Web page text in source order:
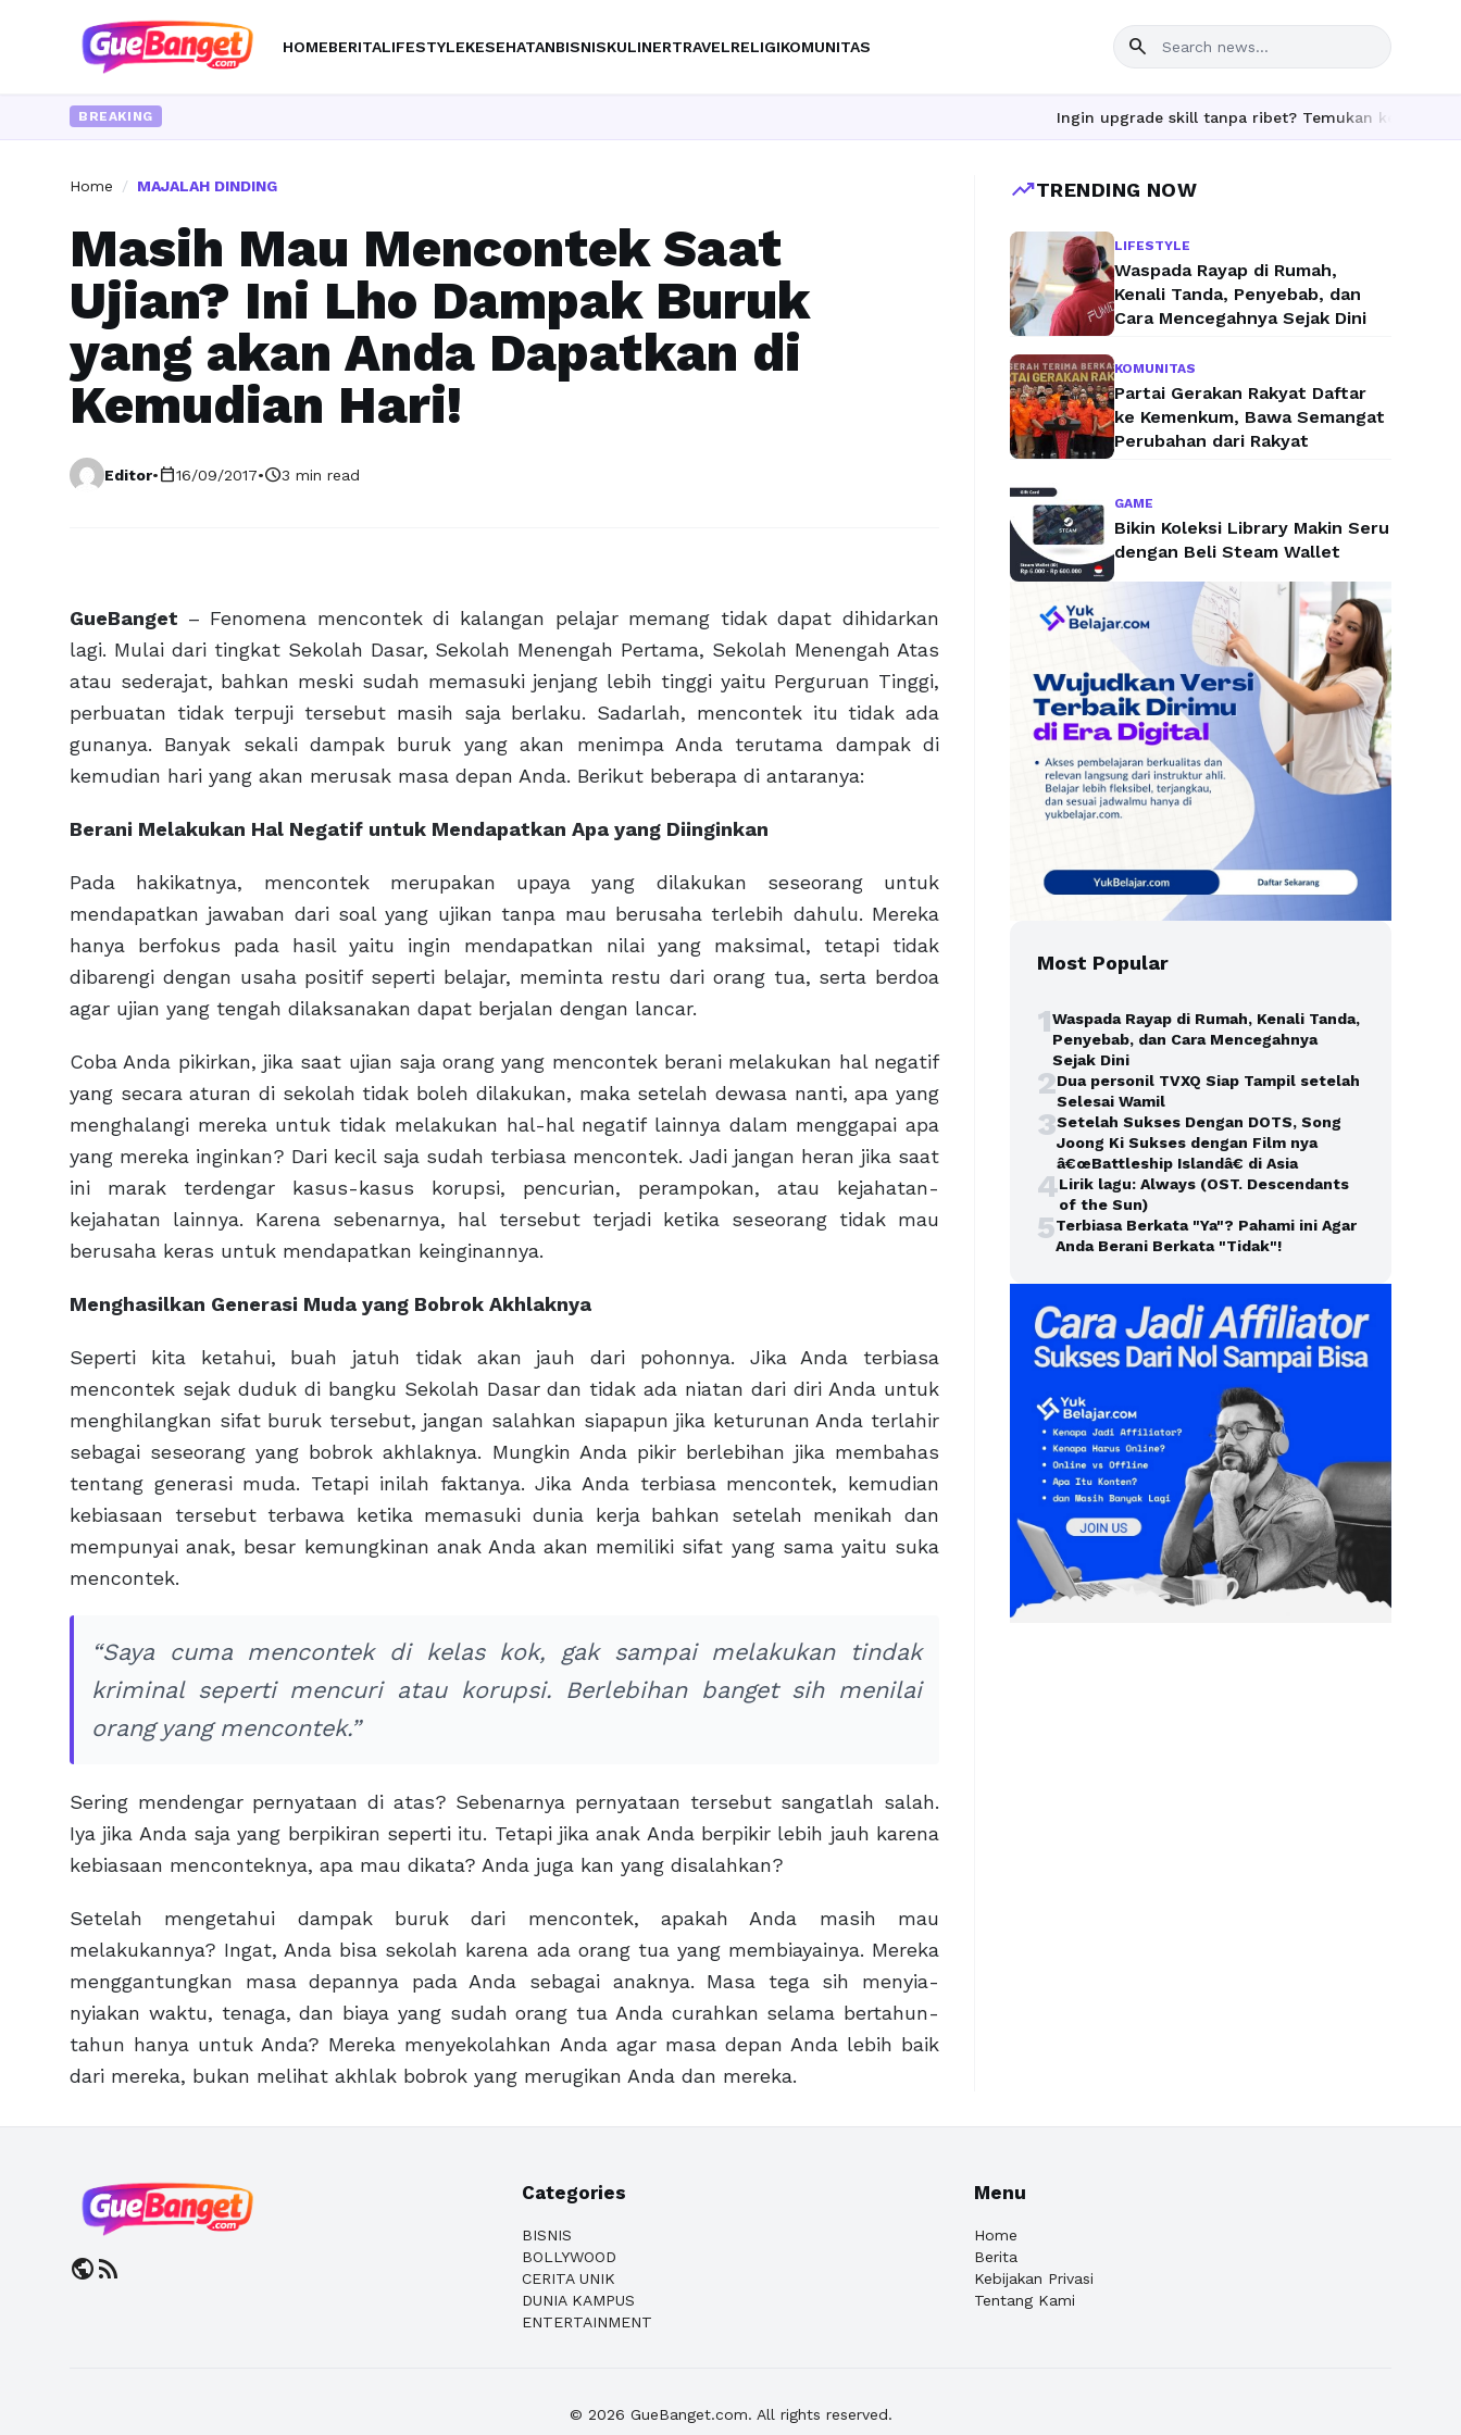
HOMEBERITALIFESTYLEKESEHATANBISNISKULINERTRAVELRELIGIKOMUNITAS search
BREAKING Ingin upgrade skill tanpa ribet? Temukan kelas seru dan
Home / MAJALAH DINDING
Masih Mau Mencontek Saat
Ujian? Ini Lho Dampak Buruk
yang akan Anda Dapatkan di
Kemudian Hari!
Editor•calendar_today16/09/2017•schedule3 min read
GueBanget – Fenomena mencontek di kalangan pelajar memang tidak dapat dihidarkan
lagi. Mulai dari tingkat Sekolah Dasar, Sekolah Menengah Pertama, Sekolah Menengah Atas
atau sederajat, bahkan meski sudah memasuki jenjang lebih tinggi yaitu Perguruan Tinggi,
perbuatan tidak terpuji tersebut masih saja berlaku. Sadarlah, mencontek itu tidak ada
gunanya. Banyak sekali dampak buruk yang akan menimpa Anda terutama dampak di
kemudian hari yang akan merusak masa depan Anda. Berikut beberapa di antaranya:
Berani Melakukan Hal Negatif untuk Mendapatkan Apa yang Diinginkan
Pada hakikatnya, mencontek merupakan upaya yang dilakukan seseorang untuk
mendapatkan jawaban dari soal yang ujikan tanpa mau berusaha terlebih dahulu. Mereka
hanya berfokus pada hasil yaitu ingin mendapatkan nilai yang maksimal, tetapi tidak
dibarengi dengan usaha positif seperti belajar, meminta restu dari orang tua, serta berdoa
agar ujian yang tengah dilaksanakan dapat berjalan dengan lancar.
Coba Anda pikirkan, jika saat ujian saja orang yang mencontek berani melakukan hal negatif
yang secara aturan di sekolah tidak boleh dilakukan, maka setelah dewasa nanti, apa yang
menghalangi mereka untuk tidak melakukan hal-hal negatif lainnya dalam menggapai apa
yang mereka inginkan? Dari kecil saja sudah terbiasa mencontek. Jadi jangan heran jika saat
ini marak terdengar kasus-kasus korupsi, pencurian, perampokan, atau kejahatan-
kejahatan lainnya. Karena sebenarnya, hal tersebut terjadi ketika seseorang tidak mau
berusaha keras untuk mendapatkan keinginannya.
Menghasilkan Generasi Muda yang Bobrok Akhlaknya
Seperti kita ketahui, buah jatuh tidak akan jauh dari pohonnya. Jika Anda terbiasa
mencontek sejak duduk di bangku Sekolah Dasar dan tidak ada niatan dari diri Anda untuk
menghilangkan sifat buruk tersebut, jangan salahkan siapapun jika keturunan Anda terlahir
sebagai seseorang yang bobrok akhlaknya. Mungkin Anda pikir berlebihan jika membahas
tentang generasi muda. Tetapi inilah faktanya. Jika Anda terbiasa mencontek, kemudian
kebiasaan tersebut terbawa ketika memasuki dunia kerja bahkan setelah menikah dan
mempunyai anak, besar kemungkinan anak Anda akan memiliki sifat yang sama yaitu suka
mencontek.
“Saya cuma mencontek di kelas kok, gak sampai melakukan tindak
kriminal seperti mencuri atau korupsi. Berlebihan banget sih menilai
orang yang mencontek.”
Sering mendengar pernyataan di atas? Sebenarnya pernyataan tersebut sangatlah salah.
Iya jika Anda saja yang berpikiran seperti itu. Tetapi jika anak Anda berpikir lebih jauh karena
kebiasaan menconteknya, apa mau dikata? Anda juga kan yang disalahkan?
Setelah mengetahui dampak buruk dari mencontek, apakah Anda masih mau
melakukannya? Ingat, Anda bisa sekolah karena ada orang tua yang membiayainya. Mereka
menggantungkan masa depannya pada Anda sebagai anaknya. Masa tega sih menyia-
nyiakan waktu, tenaga, dan biaya yang sudah orang tua Anda curahkan selama bertahun-
tahun hanya untuk Anda? Mereka menyekolahkan Anda agar masa depan Anda lebih baik
dari mereka, bukan melihat akhlak bobrok yang merugikan Anda dan mereka.
trending_upTRENDING NOW
LIFESTYLE
Waspada Rayap di Rumah,
Kenali Tanda, Penyebab, dan
Cara Mencegahnya Sejak Dini
KOMUNITAS
Partai Gerakan Rakyat Daftar
ke Kemenkum, Bawa Semangat
Perubahan dari Rakyat
GAME
Bikin Koleksi Library Makin Seru
dengan Beli Steam Wallet
Most Popular
1Waspada Rayap di Rumah, Kenali Tanda,
Penyebab, dan Cara Mencegahnya
Sejak Dini
2Dua personil TVXQ Siap Tampil setelah
Selesai Wamil
3Setelah Sukses Dengan DOTS, Song
Joong Ki Sukses dengan Film nya
â€œBattleship Islandâ€ di Asia
4Lirik lagu: Always (OST. Descendants
of the Sun)
5Terbiasa Berkata "Ya"? Pahami ini Agar
Anda Berani Berkata "Tidak"!
publicrss_feed
Categories
BISNIS
BOLLYWOOD
CERITA UNIK
DUNIA KAMPUS
ENTERTAINMENT
Menu
Home
Berita
Kebijakan Privasi
Tentang Kami
© 2026 GueBanget.com. All rights reserved.